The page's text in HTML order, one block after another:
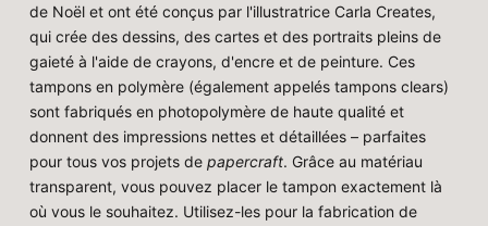
de Noël et ont été conçus par l'illustratrice Carla Creates,
qui crée des dessins, des cartes et des portraits pleins de
gaieté à l'aide de crayons, d'encre et de peinture. Ces
tampons en polymère (également appelés tampons clears)
sont fabriqués en photopolymère de haute qualité et
donnent des impressions nettes et détaillées – parfaites
pour tous vos projets depapercraft. Grâce au matériau
transparent, vous pouvez placer le tampon exactement là
où vous le souhaitez. Utilisez-les pour la fabrication de